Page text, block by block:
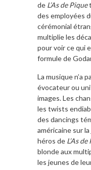
de L’As de Pique
des employées
cérémonial
multiplie les
pour voir ce qui
formule de
La musique n’a
évocateur ou
images. Les
les twists
des dancings
américaine sur
héros de L’As
blonde aux
les jeunes de